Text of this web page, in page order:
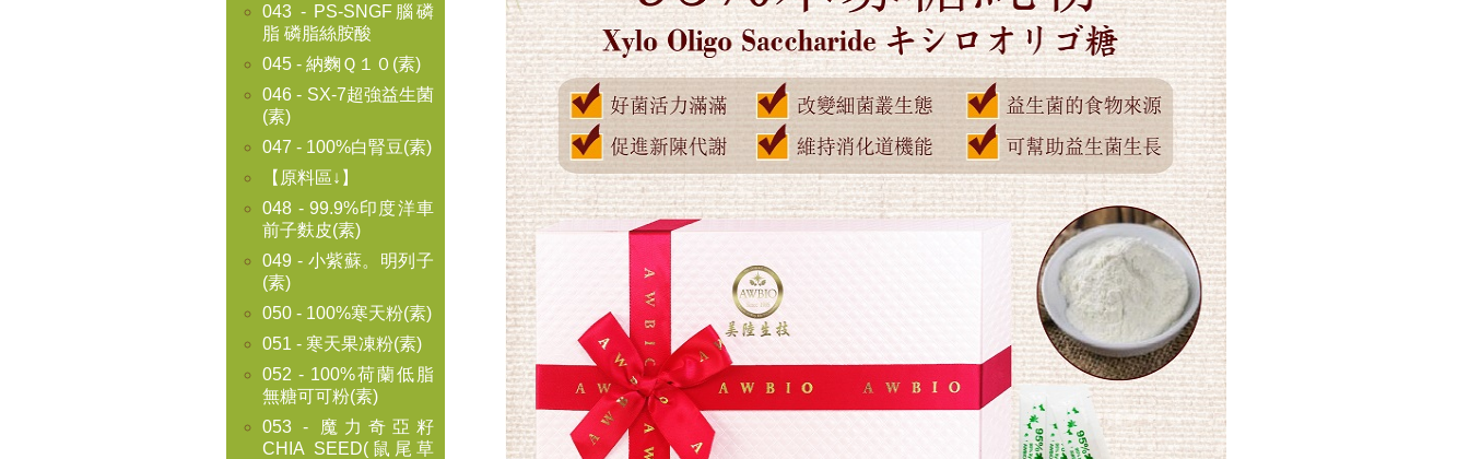
043 - PS-SNGF腦磷
脂 磷脂絲胺酸
045 - 納麴Ｑ１０(素)
046 - SX-7超強益生菌
(素)
047 - 100%白腎豆(素)
【原料區↓】
048 - 99.9%印度洋車
前子麩皮(素)
049 - 小紫蘇。明列子
(素)
050 - 100%寒天粉(素)
051 - 寒天果凍粉(素)
052 - 100%荷蘭低脂
無糖可可粉(素)
053 - 魔力奇亞籽
CHIA SEED(鼠尾草